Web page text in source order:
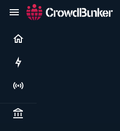
Politics & institutions